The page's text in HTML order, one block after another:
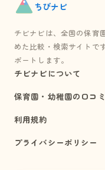
ちびナビ
チビナビは、全国の保育
めた比較・検索サイトで
ポートします。
チビナビについて
保育園・幼稚園の口コ
利用規約
プライバシーポリシー